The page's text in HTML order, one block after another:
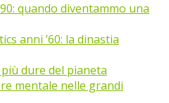
quando diventammo una
anni ’60: la dinastia
dure del pianeta
mentale nelle grandi